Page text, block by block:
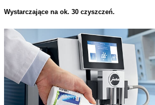
Wystarczające na ok. 30 czyszczeń.